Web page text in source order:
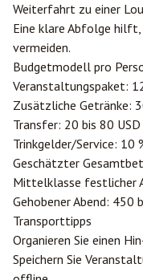
Weiterfahrt zu einer
Eine klare Abfolge hilft,
vermeiden.
Budgetmodell pro
Veranstaltungspaket:
Zusätzliche Getränke:
Transfer: 20 bis 80 USD
Trinkgelder/Service: 10
Geschätzter
Mittelklasse festlicher
Gehobener Abend: 450
Transporttipps
Organieren Sie einen
Speichern Sie